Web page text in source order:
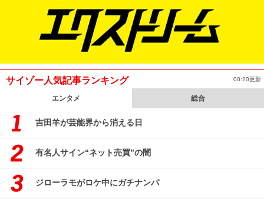
サイゾー人気記事ランキング 00:20更新
エンタメ 総合
吉田羊が芸能界から消える日
有名人サイン“ネット売買”の闇
ジローラモがロケ中にガチナンパ